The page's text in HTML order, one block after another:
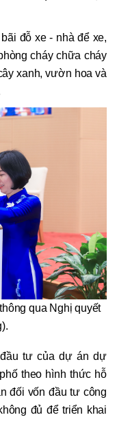
đỗ xe - nhà để xe,
cháy chữa cháy
xanh, vườn hoa và
qua Nghị quyết
tư của dự án dự
theo hình thức hỗ
đối vốn đầu tư công
đủ để triển khai